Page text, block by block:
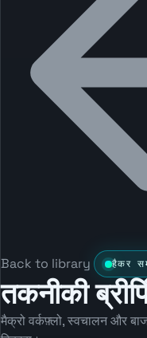
Back to library हैकर
तकनीकी
मैक्रो वर्कफ़्लो, स्वचालन और